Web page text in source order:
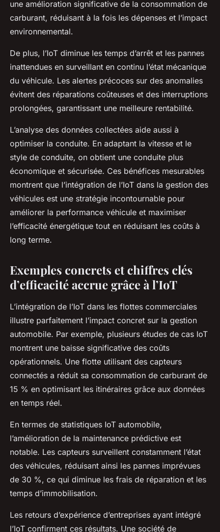
une amélioration significative de la consommation de
carburant, réduisant à la fois les dépenses et l’impact
environnemental.
De plus, l’IoT diminue les temps d’arrêt et les pannes
inattendues en surveillant en continu l’état mécanique
du véhicule. Les alertes précoces sur des anomalies
évitent des réparations coûteuses et des interruptions
prolongées, garantissant une meilleure rentabilité.
L’analyse des données collectées aide aussi à
optimiser la conduite. En adaptant la vitesse et le
style de conduite, on obtient une conduite plus
économique et sécurisée. Ces bénéfices mesurables
montrent que l’intégration de l’IoT dans la gestion des
véhicules est une stratégie incontournable pour
améliorer la performance véhicule et maximiser
l’efficacité énergétique tout en réduisant les coûts à
long terme.
Exemples concrets et chiffres clés
d’efficacité accrue grâce à l’IoT
L’intégration de l’IoT dans les flottes commerciales
illustre parfaitement l’impact concret sur la gestion
automobile. Par exemple, plusieurs études de cas IoT
montrent une baisse significative des coûts
opérationnels. Une flotte utilisant des capteurs
connectés a réduit sa consommation de carburant de
15 % en optimisant les itinéraires grâce aux données
en temps réel.
En termes de statistiques IoT automobile,
l’amélioration de la maintenance prédictive est
notable. Les capteurs surveillent constamment l’état
des véhicules, réduisant ainsi les pannes imprévues
de 30 %, ce qui diminue les frais de réparation et les
temps d’immobilisation.
Les retours d’expérience d’entreprises ayant intégré
l’IoT confirment ces résultats. Une société de